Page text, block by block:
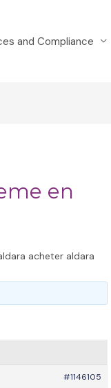
and Compliance
en
acheter aldara
#1146105